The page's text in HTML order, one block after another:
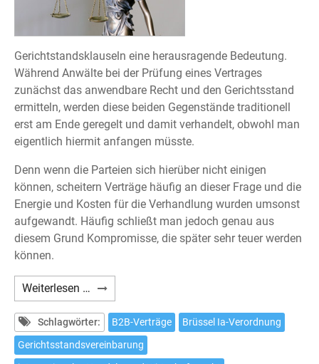
Gerichtstandsklauseln eine herausragende Bedeutung.
Während Anwälte bei der Prüfung eines Vertrages
zunächst das anwendbare Recht und den Gerichtsstand
ermitteln, werden diese beiden Gegenstände traditionell
erst am Ende geregelt und damit verhandelt, obwohl man
eigentlich hiermit anfangen müsste.
Denn wenn die Parteien sich hierüber nicht einigen
können, scheitern Verträge häufig an dieser Frage und die
Energie und Kosten für die Verhandlung wurden umsonst
aufgewandt. Häufig schließt man jedoch genau aus
diesem Grund Kompromisse, die später sehr teuer werden
können.
Weiterlesen … Gerichtsstandsvereinbarungen
in
B2B-
Verträgen
sinnvoll
Schlagwörter: B2B-Verträge
Brüssel Ia-Verordnung
Gerichtsstandsvereinbarung